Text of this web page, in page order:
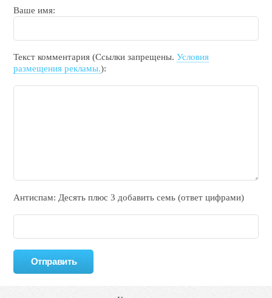
Ваше имя:
Текст комментария (Ссылки запрещены.Условия
размещения рекламы.):
Антиспам: Дecять плюc 3 добавить ceмь (ответ цифрами)